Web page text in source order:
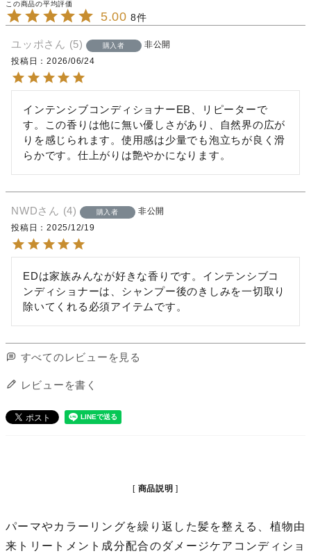
5.00 8
ユッポ 5 購入者
非公開
投稿日
2026/06/24
インテンシブコンディショナーEB、リピーターで
す。この香りは他に無い優しさがあり、自然界の広が
りを感じられます。使用感は少量でも泡立ちが良く滑
らかです。仕上がりは艶やかになります。
NWD 4 購入者
非公開
投稿日
2025/12/19
EDは家族みんなが好きな香りです。インテンシブコ
ンディショナーは、シャンプー後のきしみを一切取り
除いてくれる必須アイテムです。
すべてのレビューを見る
レビューを書く
商品説明
パーマやカラーリングを繰り返した髪を整える、植物由
来トリートメント成分配合のダメージケアコンディショ